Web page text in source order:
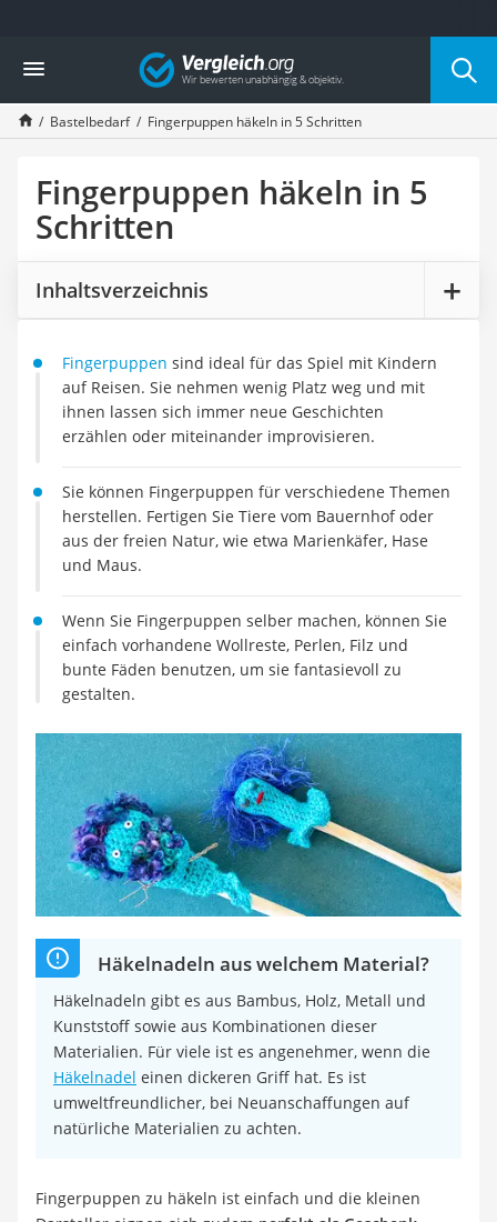
Die beliebtesten Vergleiche nach Kategorie
Freizeit & Sport
Gartentrampolin
Trampolin
Eufab-Fahrradträger
Trampolin 366 cm
Fahrradschloss
Futterboot
Air Bike
Trekkingschuhe Herren
Reisetasche mit Rollen
Klimmzugstation
Faltschloss
Handgepäck-Koffer
Vibrationsplatte
Wanderschuhe Herren
Vergleich
Bastelbedarf Fingerpuppen häkeln in 5 Schritten
Fingerpuppen häkeln in 5
Schritten
Inhaltsverzeichnis
Fingerpuppen sind ideal für das Spiel mit Kindern
auf Reisen. Sie nehmen wenig Platz weg und mit
ihnen lassen sich immer neue Geschichten
erzählen oder miteinander improvisieren.
Sie können Fingerpuppen für verschiedene Themen
herstellen. Fertigen Sie Tiere vom Bauernhof oder
aus der freien Natur, wie etwa Marienkäfer, Hase
und Maus.
Wenn Sie Fingerpuppen selber machen, können Sie
einfach vorhandene Wollreste, Perlen, Filz und
bunte Fäden benutzen, um sie fantasievoll zu
gestalten.
Häkelnadeln aus welchem Material?
Häkelnadeln gibt es aus Bambus, Holz, Metall und
Kunststoff sowie aus Kombinationen dieser
Materialien. Für viele ist es angenehmer, wenn die
Häkelnadel einen dickeren Griff hat. Es ist
umweltfreundlicher, bei Neuanschaffungen auf
natürliche Materialien zu achten.
Fingerpuppen zu häkeln ist einfach und die kleinen